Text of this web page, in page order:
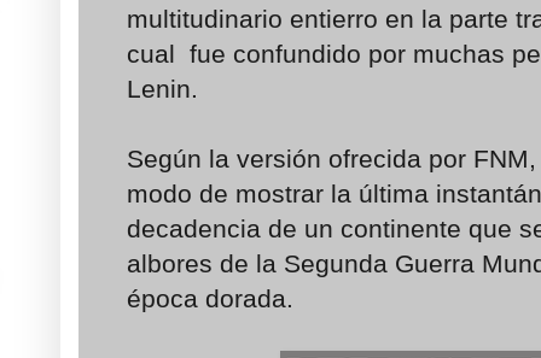
multitudinario entierro en la parte
cual fue confundido por muchas
Lenin.
Según la versión ofrecida por
modo de mostrar la última
decadencia de un continente que
albores de la Segunda Guerra
época dorada.